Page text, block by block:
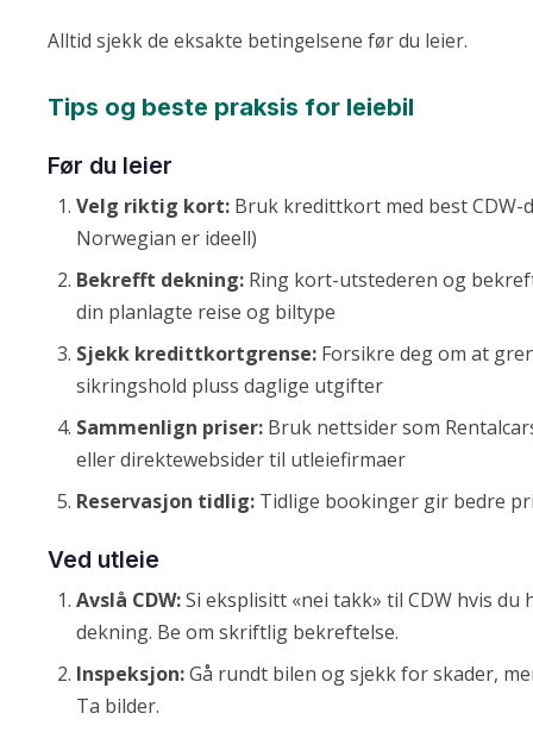
Alltid sjekk de eksakte betingelsene før du leier.
Tips og beste praksis for leiebil
Før du leier
Velg riktig kort: Bruk kredittkort med best CDW-
Norwegian er ideell)
Bekrefft dekning: Ring kort-utstederen og
din planlagte reise og biltype
Sjekk kredittkortgrense: Forsikre deg om at
sikringshold pluss daglige utgifter
Sammenlign priser: Bruk nettsider som
eller direktewebsider til utleiefirmaer
Reservasjon tidlig: Tidlige bookinger gir bedre
Ved utleie
Avslå CDW:Si eksplisitt «nei takk» til CDW hvis
dekning. Be om skriftlig bekreftelse.
Inspeksjon:Gå rundt bilen og sjekk for skader,
Ta bilder.